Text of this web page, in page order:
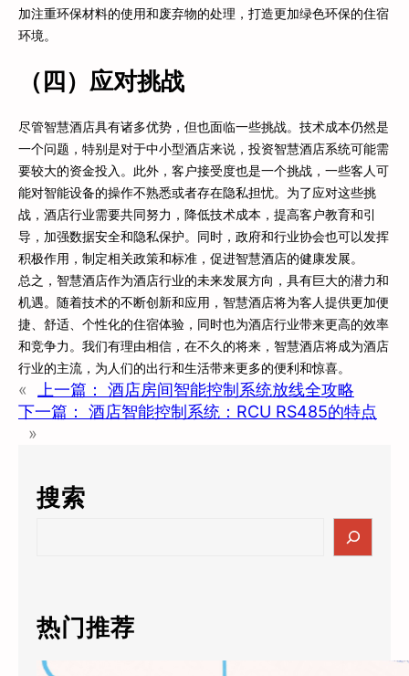
加注重环保材料的使用和废弃物的处理，打造更加绿色环保的住宿
环境。
（四）应对挑战
尽管智慧酒店具有诸多优势，但也面临一些挑战。技术成本仍然是
一个问题，特别是对于中小型酒店来说，投资智慧酒店系统可能需
要较大的资金投入。此外，客户接受度也是一个挑战，一些客人可
能对智能设备的操作不熟悉或者存在隐私担忧。为了应对这些挑
战，酒店行业需要共同努力，降低技术成本，提高客户教育和引
导，加强数据安全和隐私保护。同时，政府和行业协会也可以发挥
积极作用，制定相关政策和标准，促进智慧酒店的健康发展。
总之，智慧酒店作为酒店行业的未来发展方向，具有巨大的潜力和
机遇。随着技术的不断创新和应用，智慧酒店将为客人提供更加便
捷、舒适、个性化的住宿体验，同时也为酒店行业带来更高的效率
和竞争力。我们有理由相信，在不久的将来，智慧酒店将成为酒店
行业的主流，为人们的出行和生活带来更多的便利和惊喜。
« 上一篇：
酒店房间智能控制系统放线全攻略
下一篇：
酒店智能控制系统：RCU RS485的特点
»
搜索
c
h
热门推荐